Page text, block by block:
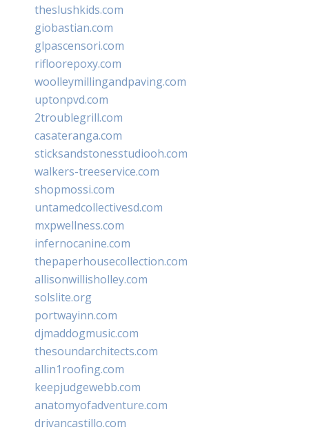
theslushkids.com
giobastian.com
glpascensori.com
rifloorepoxy.com
woolleymillingandpaving.com
uptonpvd.com
2troublegrill.com
casateranga.com
sticksandstonesstudiooh.com
walkers-treeservice.com
shopmossi.com
untamedcollectivesd.com
mxpwellness.com
infernocanine.com
thepaperhousecollection.com
allisonwillisholley.com
solslite.org
portwayinn.com
djmaddogmusic.com
thesoundarchitects.com
allin1roofing.com
keepjudgewebb.com
anatomyofadventure.com
drivancastillo.com